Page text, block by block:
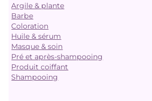
Argile & plante
Barbe
Coloration
Huile & sérum
Masque & soin
Pré et après-shampooing
Produit coiffant
Shampooing